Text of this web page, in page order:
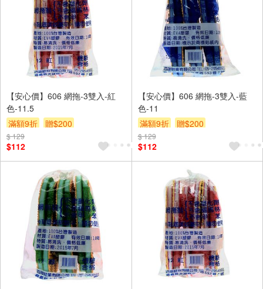
【安心價】606 網拖-3雙入-紅
色-11.5
滿額9折
贈$200
$ 129
$112
【安心價】606 網拖-3雙入-藍
色-11
滿額9折
贈$200
$ 129
$112